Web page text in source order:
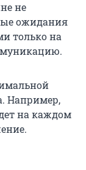
не
ожидания
только на
Например,
на каждом